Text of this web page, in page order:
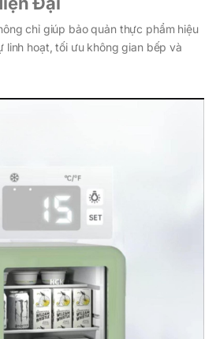
chỉ giúp bảo quản thực phẩm hiệu
linh hoạt, tối ưu không gian bếp và